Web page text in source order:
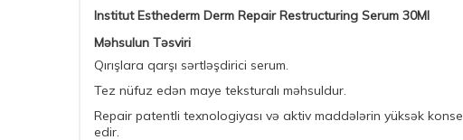
Institut Esthederm Derm Repair Restructuring Serum 30Ml
Məhsulun Təsviri
Qırışlara qarşı sərtləşdirici serum.
Tez nüfuz edən maye teksturalı məhsuldur.
Repair patentli texnologiyası və aktiv maddələrin yüksək
edir.